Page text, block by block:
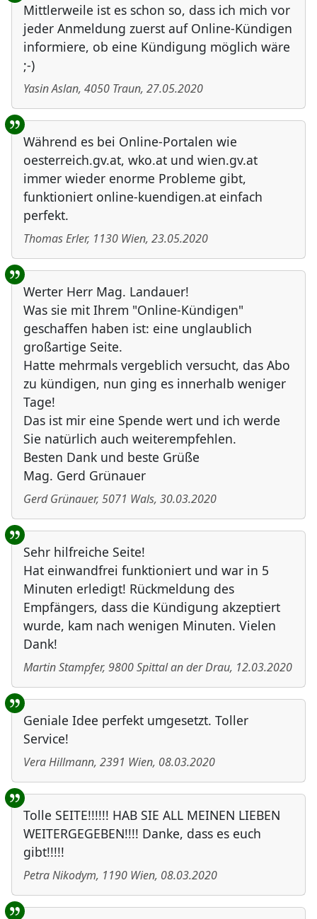
Mittlerweile ist es schon so, dass ich mich vor
jeder Anmeldung zuerst auf Online-Kündigen
informiere, ob eine Kündigung möglich wäre
;-)
Yasin Aslan, 4050 Traun, 27.05.2020
Während es bei Online-Portalen wie
oesterreich.gv.at, wko.at und wien.gv.at
immer wieder enorme Probleme gibt,
funktioniert online-kuendigen.at einfach
perfekt.
Thomas Erler, 1130 Wien, 23.05.2020
Werter Herr Mag. Landauer!
Was sie mit Ihrem "Online-Kündigen"
geschaffen haben ist: eine unglaublich
großartige Seite.
Hatte mehrmals vergeblich versucht, das Abo
zu kündigen, nun ging es innerhalb weniger
Tage!
Das ist mir eine Spende wert und ich werde
Sie natürlich auch weiterempfehlen.
Besten Dank und beste Grüße
Mag. Gerd Grünauer
Gerd Grünauer, 5071 Wals, 30.03.2020
Sehr hilfreiche Seite!
Hat einwandfrei funktioniert und war in 5
Minuten erledigt! Rückmeldung des
Empfängers, dass die Kündigung akzeptiert
wurde, kam nach wenigen Minuten. Vielen
Dank!
Martin Stampfer, 9800Spittal an der Drau, 12.03.2020
Geniale Idee perfekt umgesetzt. Toller
Service!
Vera Hillmann, 2391 Wien, 08.03.2020
Tolle SEITE!!!!!! HAB SIE ALL MEINEN LIEBEN
WEITERGEGEBEN!!!! Danke, dass es euch
gibt!!!!!
Petra Nikodym, 1190 Wien, 08.03.2020